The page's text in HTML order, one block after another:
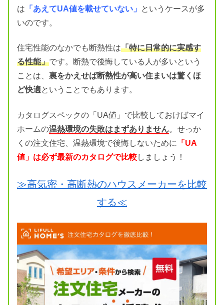
は 「あえてUA値を載せていない」
というケースが多
いのです。
住宅性能のなかでも断熱性は「特に日常的に実感す
る性能」です。断熱で後悔している人が多いという
ことは、 裏をかえせば断熱性が高い住まいは驚くほ
ど快適ということでもあります。
カタログスペックの「UA値」で比較しておけばマイ
ホームの温熱環境の失敗はまずありません。せっか
くの注文住宅、温熱環境で後悔しないために
「UA
値」は必ず最新のカタログで比較しましょう！
≫高気密・高断熱のハウスメーカーを比較
する≪